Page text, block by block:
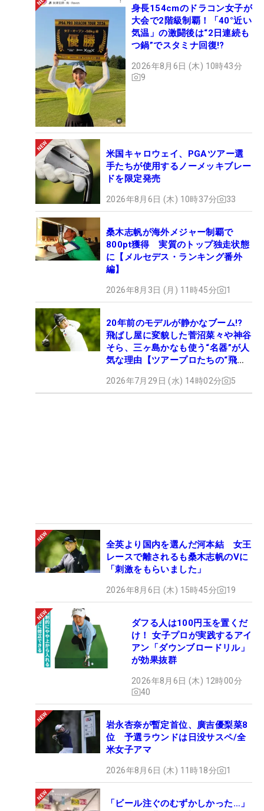
身長154cmのドラコン女子が
大会で2階級制覇！「40°近い
気温」の激闘後は“2日連続も
つ鍋”でスタミナ回復!?
2026年8月6日 (木) 10時43分
9
米国キャロウェイ、PGAツアー選
手たちが使用するノーメッキブレー
ドを限定発売
2026年8月6日 (木) 10時37分 33
桑木志帆が海外メジャー制覇で
800pt獲得 実質のトップ独走状態
に【メルセデス・ランキング番外
編】
2026年8月3日 (月) 11時45分 1
20年前のモデルが静かなブーム!?
飛ばし屋に変貌した菅沼菜々や神谷
そら、三ヶ島かなも使う“名器”が人
気な理由【ツアープロたちの“飛ば
2026年7月29日 (水) 14時02分 5
全英より国内を選んだ河本結 女王
レースで離されるも桑木志帆のVに
「刺激をもらいました」
2026年8月6日 (木) 15時45分 19
ダフる人は100円玉を置くだ
け！ 女子プロが実践するアイ
アン「ダウンブロードリル」
が効果抜群
2026年8月6日 (木) 12時00分
40
岩永杏奈が暫定首位、廣吉優梨菜8
位 予選ラウンドは日没サスペ/全
米女子アマ
2026年8月6日 (木) 11時18分 1
「ビール注ぐのむずかしかった…」